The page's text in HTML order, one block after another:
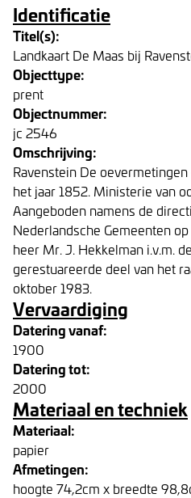
Identificatie
Titel(s):
Landkaart De Maas bij
Objecttype:
prent
Objectnummer:
jc 2546
Omschrijving:
Ravenstein De
het jaar 1852. Ministerie van
Aangeboden namens de
Nederlandsche Gemeenten
heer Mr. J. Hekkelman i.v.m.
gerestuareerde deel van het
oktober 1983.
Vervaardiging
Datering vanaf:
1900
Datering tot:
2000
Materiaal en techniek
Materiaal:
papier
Afmetingen:
hoogte 74,2cm x breedte